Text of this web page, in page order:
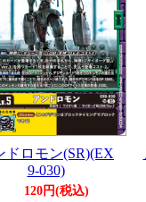
ドロモン(SR)(EX
9-030)
120円(税込)